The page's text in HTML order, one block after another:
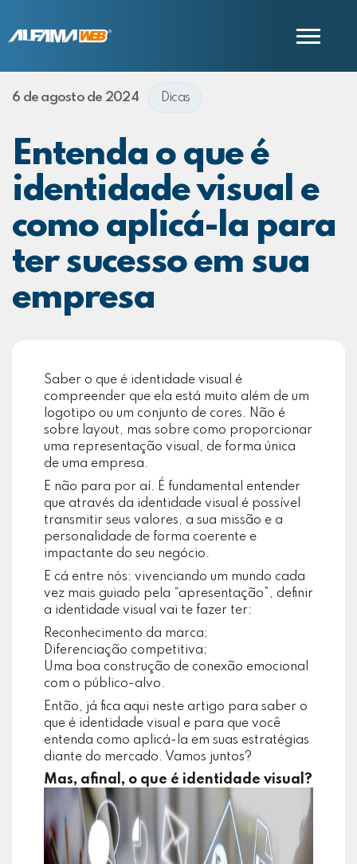
COMERCIAL
6 de agosto de 2024 Dicas
Entenda o que é
identidade visual e
como aplicá-la para
ter sucesso em sua
empresa
Saber o que é identidade visual é
compreender que ela está muito além de um
logotipo ou um conjunto de cores. Não é
sobre layout, mas sobre como proporcionar
uma representação visual, de forma única
de uma empresa.
E não para por aí. É fundamental entender
que através da identidade visual é possível
transmitir seus valores, a sua missão e a
personalidade de forma coerente e
impactante do seu negócio.
E cá entre nós: vivenciando um mundo cada
vez mais guiado pela “apresentação”, definir
a identidade visual vai te fazer ter:
Reconhecimento da marca;
Diferenciação competitiva;
Uma boa construção de conexão emocional
com o público-alvo.
Então, já fica aqui neste artigo para saber o
que é identidade visual e para que você
entenda como aplicá-la em suas estratégias
diante do mercado. Vamos juntos?
Mas, afinal, o que é identidade visual?